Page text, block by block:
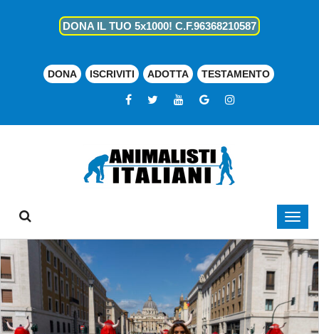
DONA IL TUO 5x1000! C.F.96368210587
DONA ISCRIVITI ADOTTA TESTAMENTO